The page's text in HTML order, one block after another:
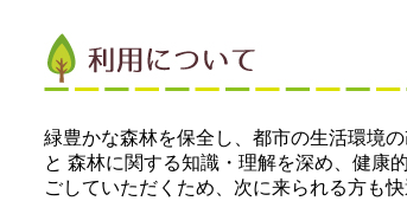
緑豊かな森林を保全し、都市の生活環境
と 森林に関する知識・理解を深め、健康
ごしていただくため、次に来られる方も